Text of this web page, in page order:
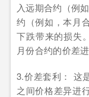
入远期合约（例
约（例如，本月
下跌带来的损失
月份合约的价差进
3.价差套利： 这
之间价格差异进